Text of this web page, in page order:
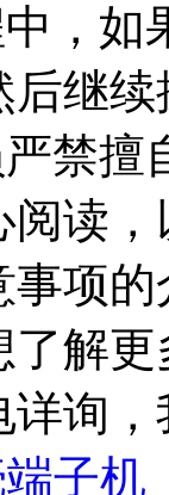
如
后继
擅
，
项
了解更
询
子机